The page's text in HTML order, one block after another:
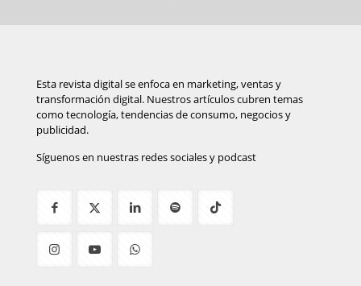
Esta revista digital se enfoca en marketing, ventas y
transformación digital. Nuestros artículos cubren temas
como tecnología, tendencias de consumo, negocios y
publicidad.
Síguenos en nuestras redes sociales y podcast